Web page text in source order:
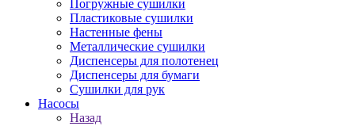
Погружные сушилки
Пластиковые сушилки
Настенные фены
Металлические сушилки
Диспенсеры для полотенец
Диспенсеры для бумаги
Сушилки для рук
Насосы
Назад